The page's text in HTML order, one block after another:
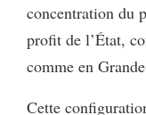
concentration du
profit de l’État,
comme en
Cette